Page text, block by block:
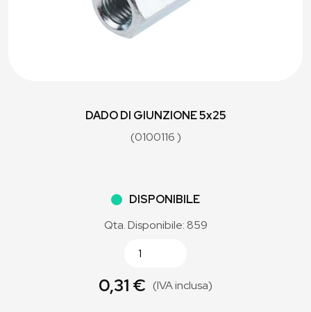
DADO DI GIUNZIONE 5x25
(0100116 )
DISPONIBILE
Qta. Disponibile: 859
0,31 € (IVA inclusa)